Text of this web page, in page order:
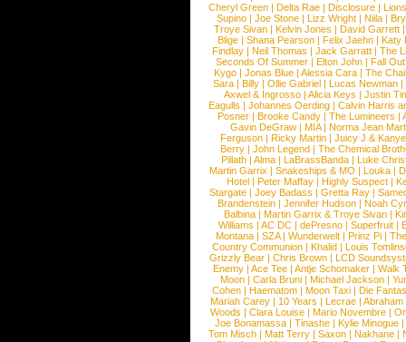
Cheryl Green |Delta Rae |Disclosure |
Supino |Joe Stone |Lizz Wright |Niila |
Troye Sivan | Kelvin Jones | David Garrett
Blige | Shana Pearson | Felix Jaehn | Katy
Findlay |Neil Thomas |Jack Garratt |The
Seconds Of Summer |Elton John |Fall
Kygo |Jonas Blue |Alessia Cara |The
Sara |Billy |Ollie Gabriel |Lucas Newman |
Axwel & Ingrosso | Alicia Keys | Justin
Eagulls |Johannes Oerding |Calvin Harris
Posner |Brooke Candy |The Lumineers |
Gavin DeGraw | MIA| Norma Jean
Ferguson | Ricky Martin | Juicy J &
Berry | John Legend | The Chemical
Pillath |Alma |LaBrassBanda |Luke
Martin Garrix | Snakeships & MO | Louka |
Hotel | Peter Maffay | Highly Suspect |
Stargate |Joey Badass |Gretta Ray |
Brandenstein |Jennifer Hudson |Noah
Balbina | Martin Garrix & Troye Sivan |
Williams |AC DC |dePresno |Superfruit |
Montana |SZA|Wunderwelt |Prinz Pi |
Country Communion | Khalid | Louis
Grizzly Bear | Chris Brown | LCD
Enemy | Ace Tee | Antje Schomaker | Walk
Moon |Carla Bruni |Michael Jackson |
Cohen |Haematom |Moon Taxi |Die
Mariah Carey | 10 Years | Lecrae | Abraham
Woods |Clara Louise |Mario Novembre |
Joe Bonamassa | Tinashe | Kylie Minogue |
Tom Misch |Matt Terry |Saxon |Nakhane |